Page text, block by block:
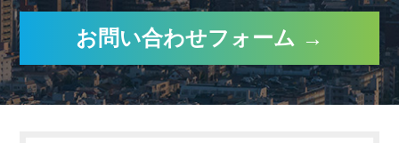
お問い合わせフォーム →